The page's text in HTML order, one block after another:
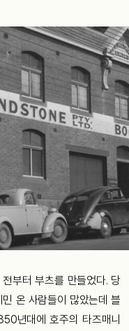
부터 부츠를 만들었다. 당
온 사람들이 많았는데 블
년대에 호주의 타즈매니